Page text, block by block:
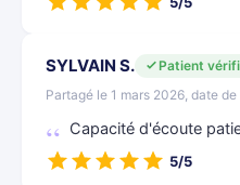
SYLVAIN S.
Patient
Partagé le 1 mars 2026, date
Capacité d'écoute
5/5